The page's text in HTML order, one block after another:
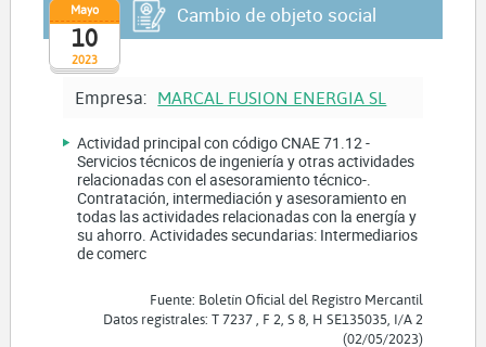
2023
Mayo
10
Cambio de objeto social
Empresa: MARCAL FUSION ENERGIA SL
Actividad principal con código CNAE 71.12 -
Servicios técnicos de ingeniería y otras actividades
relacionadas con el asesoramiento técnico-.
Contratación, intermediación y asesoramiento en
todas las actividades relacionadas con la energía y
su ahorro. Actividades secundarias: Intermediarios
de comerc
Fuente: Boletín Oficial del Registro Mercantil
Datos registrales: T 7237 , F 2, S 8, H SE135035, I/A 2
(02/05/2023)